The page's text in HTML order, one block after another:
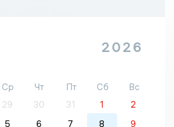
2026
Ср Чт Пт Сб
Вс
29 30 31 1
2
5 6 7 8 9